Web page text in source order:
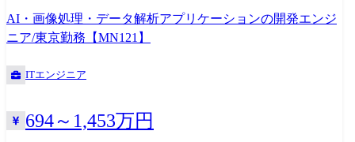
隊として更に認知度を高めていきます。 ※場合よってはグループ内で一
時的な兼務/出向をいただく場合がございます。 ●キャリアパス:入社後は
まずご経験に応じて既存のシステム企画やプロジェクトへ着任頂き、
としてピープルマネジメントにチャレンジ頂くか、エキスパートとして
上流の戦略案件に関わっていただくようなキャリパスもございます。 ●
担当職種の変更範囲:会社の定める職種(出向規程に従って出向を命じるこ
以下の業務を、AIソリューション開発チームと密に連携しながらご担当
いただきます。 1.インフラ・基盤設計/運用 ・オンプレミス環境における
LinuxサーバーやGPUサーバーの設計・構築・運用 ・半導体製造装置・
性能・運用性を考慮した基盤構成の検討 2.開発支援・DevOps領域 ・AI開
ンテナ環境の構築・運用(開発～検証フェーズ中心) ・開発・検証プロセ
スの標準化、運用ルール整備 3.横断的な役割・改善活動 ・複数のAI開発
AI・画像処理・データ解析アプリケーションの開発エンジ
ニア/東京勤務【MN121】
ITエンジニア
694～1,453万円